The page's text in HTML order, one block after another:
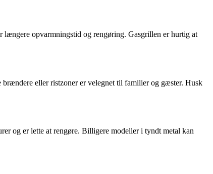
opvarmningstid og rengøring. Gasgrillen er hurtig at
eller ristzoner er velegnet til familier og gæster. Husk
og er lette at rengøre. Billigere modeller i tyndt metal kan